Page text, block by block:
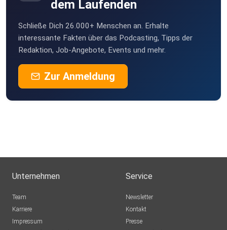
dem Laufenden
Schließe Dich 26.000+ Menschen an. Erhalte
interessante Fakten über das Podcasting, Tipps der
Redaktion, Job-Angebote, Events und mehr.
Zur Anmeldung
Unternehmen
Team
Karriere
Impressum
Service
Newsletter
Kontakt
Presse